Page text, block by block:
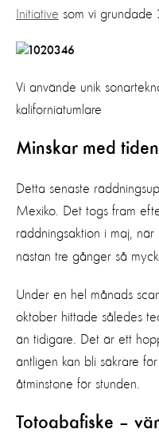
Initiative som vi
Vi använde unik
kaliforniatumlare
Minskar med tiden
Detta senaste
Mexiko. Det togs fram
räddningsaktion i maj, när
nästan tre gånger så
Under en hel månads
oktober hittade således
än tidigare. Det är ett
äntligen kan bli säkrare
åtminstone för stunden.
Totoabafiske –